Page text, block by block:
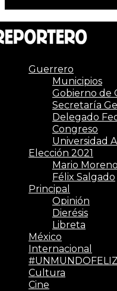
Guerrero
Municipios
Gobierno de
Secretaría
Delegado
Congreso
Universidad
Elección 2021
Mario Moreno
Félix Salgado
Principal
Opinión
Dierésis
Libreta
México
Internacional
#UNMUNDOFELIZ
Cultura
Cine